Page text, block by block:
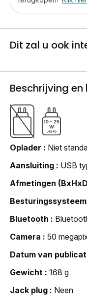
Dit zal u ook
Beschrijving en
Oplader
Niet
Aansluiting
USB
Afmetingen
Besturingssysteem
Bluetooth
Camera
50
Datum van
Gewicht
168 g
Jack plug
Neen